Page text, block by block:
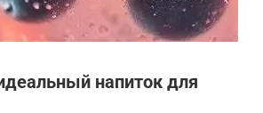
напиток для